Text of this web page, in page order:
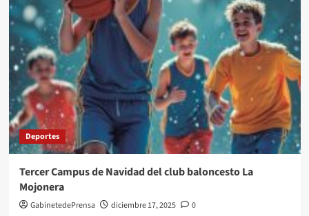
patrimoniales
cierran
el
año
con
un
recorrido
alrededor
de
las
murallas
de
Alcazaba,
el
sábado,
Deportes
Tercer Campus de Navidad del club baloncesto La
Mojonera
GabinetedePrensa diciembre 17, 2025
0